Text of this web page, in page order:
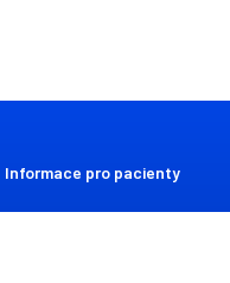
Informace pro pacienty